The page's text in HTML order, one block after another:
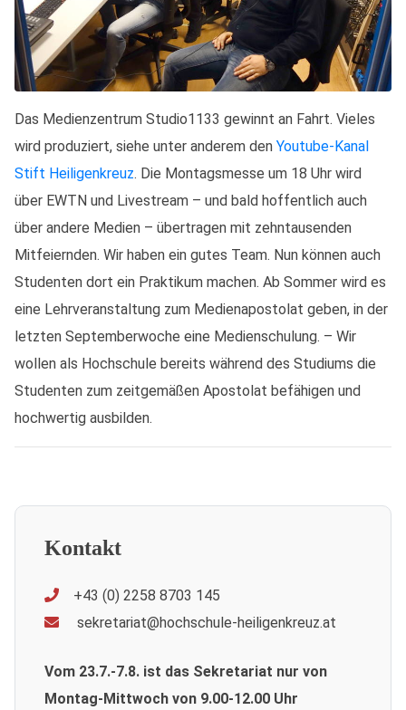
Das Medienzentrum Studio1133 gewinnt an Fahrt. Vieles
wird produziert, siehe unter anderem den Youtube-Kanal
Stift Heiligenkreuz. Die Montagsmesse um 18 Uhr wird
über EWTN und Livestream – und bald hoffentlich auch
über andere Medien – übertragen mit zehntausenden
Mitfeiernden. Wir haben ein gutes Team. Nun können auch
Studenten dort ein Praktikum machen. Ab Sommer wird es
eine Lehrveranstaltung zum Medienapostolat geben, in der
letzten Septemberwoche eine Medienschulung. – Wir
wollen als Hochschule bereits während des Studiums die
Studenten zum zeitgemäßen Apostolat befähigen und
hochwertig ausbilden.
Kontakt
+43 (0) 2258 8703 145
sekretariat@hochschule-heiligenkreuz.at
Vom 23.7.-7.8. ist das Sekretariat nur von
Montag-Mittwoch von 9.00-12.00 Uhr